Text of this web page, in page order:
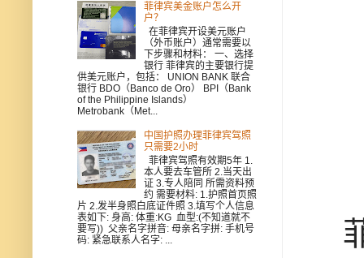
菲律宾美金账户怎么开
户？
在菲律宾开设美元账户
（外币账户）通常需要以
下步骤和材料： 一、选择
银行 菲律宾的主要银行提
供美元账户，包括： UNION BANK 联合
银行 BDO（Banco de Oro） BPI（Bank
of the Philippine Islands）
Metrobank（Met...
中国护照办理菲律宾驾照
只需要2小时
菲律宾驾照有效期5年 1.
本人要去车管所 2.当天出
证 3.专人陪同 所需资料预
约 需要材料: 1.护照首页照
片 2.发半身照白底证件照 3.填写个人信息
表如下: 身高: 体重:KG 血型:(不知道就不
要写)) 父亲名字拼音: 母亲名字拼: 手机号
码: 紧急联系人名字: ...